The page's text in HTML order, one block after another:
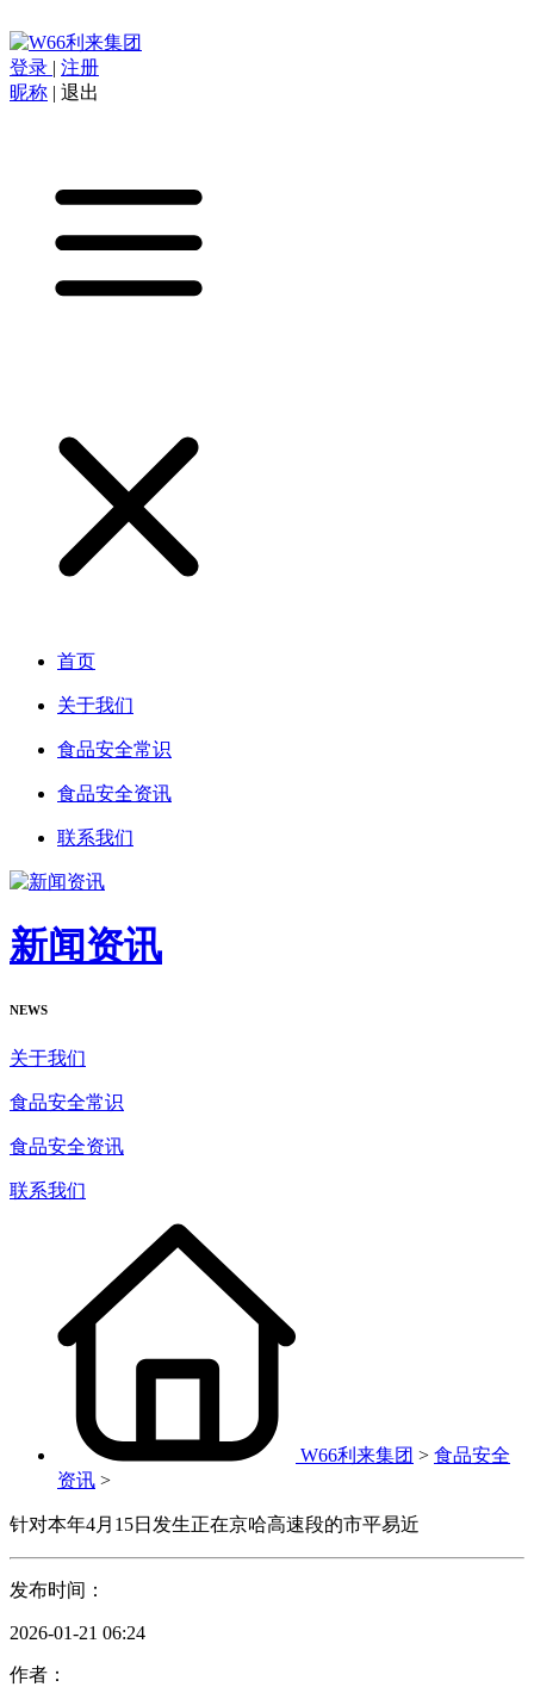
登录 | 注册
昵称 | 退出
首页
关于我们
食品安全常识
食品安全资讯
联系我们
新闻资讯
NEWS
关于我们
食品安全常识
食品安全资讯
联系我们
W66利来集团 > 食品安全
资讯 >
针对本年4月15日发生正在京哈高速段的市平易近
发布时间：
2026-01-21 06:24
作者：